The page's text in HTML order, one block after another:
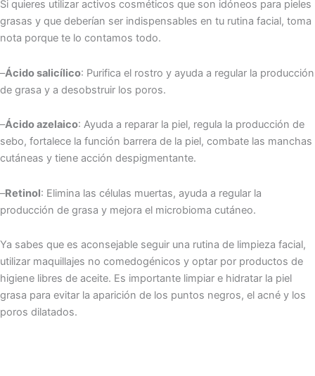
Si quieres utilizar activos cosméticos que son idóneos para pieles
grasas y que deberían ser indispensables en tu rutina facial, toma
nota porque te lo contamos todo.
–Ácido salicílico: Purifica el rostro y ayuda a regular la producción
de grasa y a desobstruir los poros.
–Ácido azelaico: Ayuda a reparar la piel, regula la producción de
sebo, fortalece la función barrera de la piel, combate las manchas
cutáneas y tiene acción despigmentante.
–Retinol: Elimina las células muertas, ayuda a regular la
producción de grasa y mejora el microbioma cutáneo.
Ya sabes que es aconsejable seguir una rutina de limpieza facial,
utilizar maquillajes no comedogénicos y optar por productos de
higiene libres de aceite. Es importante limpiar e hidratar la piel
grasa para evitar la aparición de los puntos negros, el acné y los
poros dilatados.